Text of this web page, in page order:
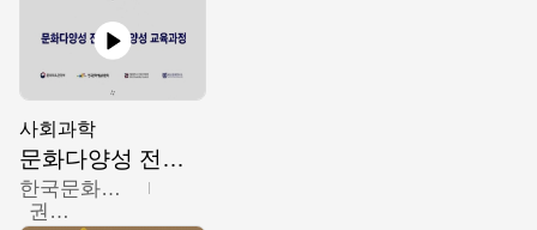
사회과학
문화다양성 전문인력 양성 기본과정 - 문화다양성의 이해
한국문화예술교육진흥원
권숙인 외 8명